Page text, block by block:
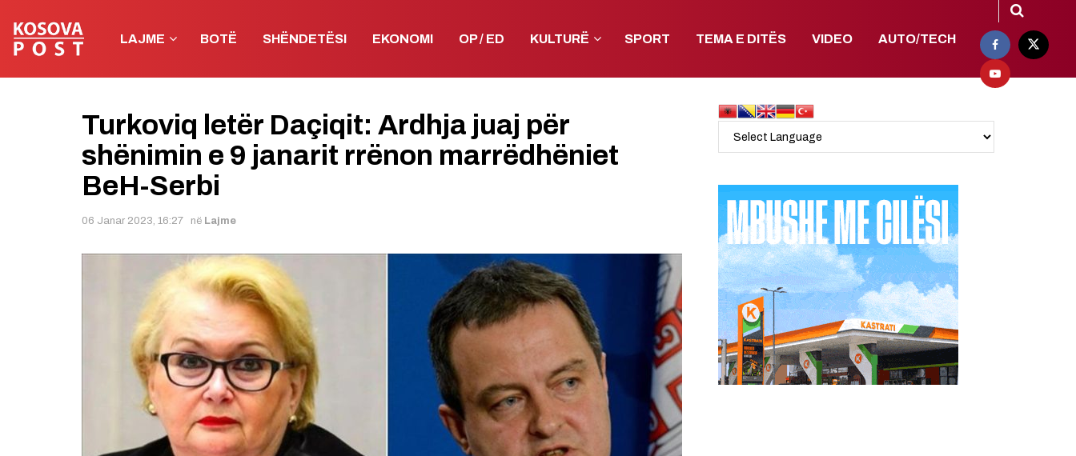
LAJME BOTË SHËNDETËSI EKONOMI OP / ED KULTURË SPORT TEMA E DITËS VIDEO AUTO/TECH
Turkoviq letër Daçiqit: Ardhja juaj për
shënimin e 9 janarit rrënon marrëdhëniet
BeH-Serbi
06 Janar 2023, 16:27 në Lajme